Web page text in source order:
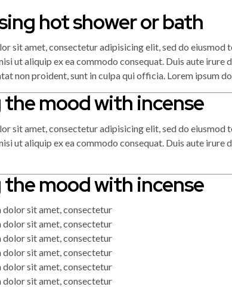
hot shower or bath
sit amet, consectetur adipisicing elit, sed do
ut aliquip ex ea commodo consequat. Duis aute
non proident, sunt in culpa qui officia. Lorem ipsum
mood with incense
sit amet, consectetur adipisicing elit, sed do
ut aliquip ex ea commodo consequat. Duis aute
mood with incense
dolor sit amet, consectetur
dolor sit amet, consectetur
dolor sit amet, consectetur
dolor sit amet, consectetur
dolor sit amet, consectetur
dolor sit amet, consectetur